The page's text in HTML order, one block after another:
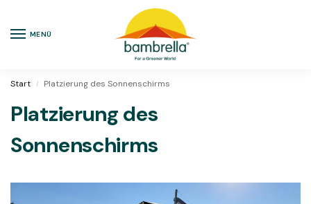
MENÜ
Start / Platzierung des Sonnenschirms
Platzierung des
Sonnenschirms